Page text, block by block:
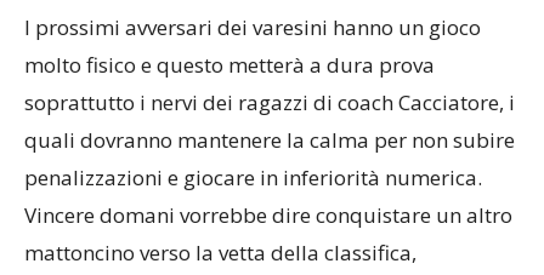
I prossimi avversari dei varesini hanno un gioco
molto fisico e questo metterà a dura prova
soprattutto i nervi dei ragazzi di coach Cacciatore, i
quali dovranno mantenere la calma per non subire
penalizzazioni e giocare in inferiorità numerica.
Vincere domani vorrebbe dire conquistare un altro
mattoncino verso la vetta della classifica,